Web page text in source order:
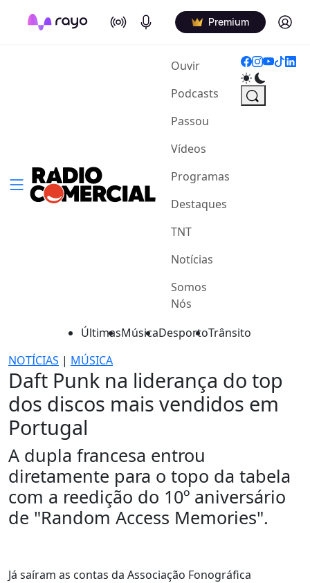
On Air Podcasts Premium Log in
Ouvir(current)
Podcasts
Passou
Vídeos
Programas
Destaques
TNT
Notícias
Somos
Nós
ÚltimasMúsicaDesportoTrânsito
NOTÍCIAS | MÚSICA
Daft Punk na liderança do top
dos discos mais vendidos em
Portugal
A dupla francesa entrou
diretamente para o topo da tabela
com a reedição do 10º aniversário
de "Random Access Memories".
Já saíram as contas da Associação Fonográfica